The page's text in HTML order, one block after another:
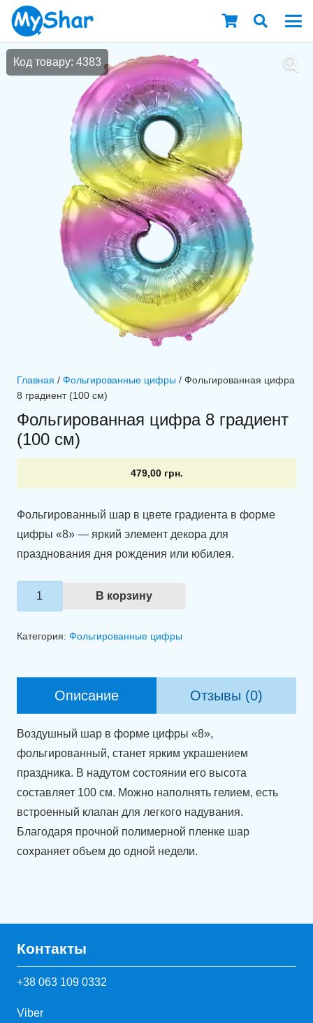
Код товару: 4383
Главная / Фольгированные цифры / Фольгированная цифра
8 градиент (100 см)
Фольгированная цифра 8 градиент
(100 см)
479,00 грн.
Фольгированный шар в цвете градиента в форме
цифры «8» — яркий элемент декора для
празднования дня рождения или юбилея.
Количество
товара
см)
В корзину
Категория: Фольгированные цифры
Описание Отзывы (0)
Воздушный шар в форме цифры «8»,
фольгированный, станет ярким украшением
праздника. В надутом состоянии его высота
составляет 100 см. Можно наполнять гелием, есть
встроенный клапан для легкого надувания.
Благодаря прочной полимерной пленке шар
сохраняет объем до одной недели.
Контакты
+38 063 109 0332
Viber